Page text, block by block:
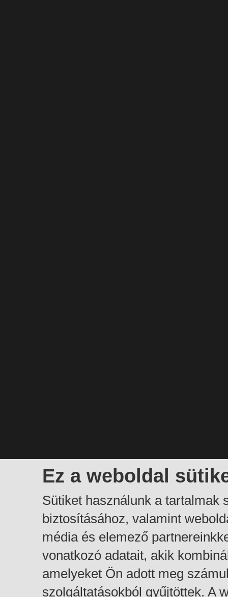
Ez a weboldal
Sütiket használunk a tartalmak
biztosításához, valamint
média és elemező
vonatkozó adatait, akik
amelyeket Ön adott meg
szolgáltatásokból gyűjtöttek. A